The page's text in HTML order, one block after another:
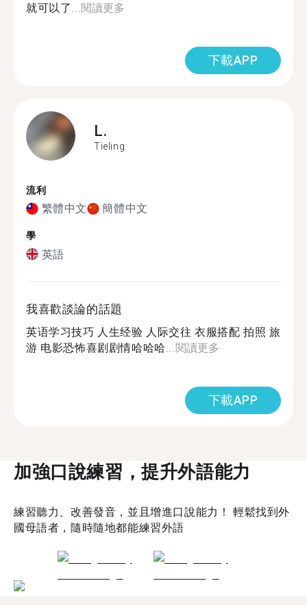
就可以了... 閱讀更多
下載APP
L.
Tieling
流利
繁體中文 簡體中文
學
英語
我喜歡談論的話題
英语学习技巧 人生经验 人际交往 衣服搭配 拍照 旅
游 电影恐怖喜剧剧情哈哈哈... 閱讀更多
下載APP
加強口說練習，提升外語能力
練習聽力、改善發音，並且增進口說能力！ 輕鬆找到外
國母語者，隨時隨地都能練習外語